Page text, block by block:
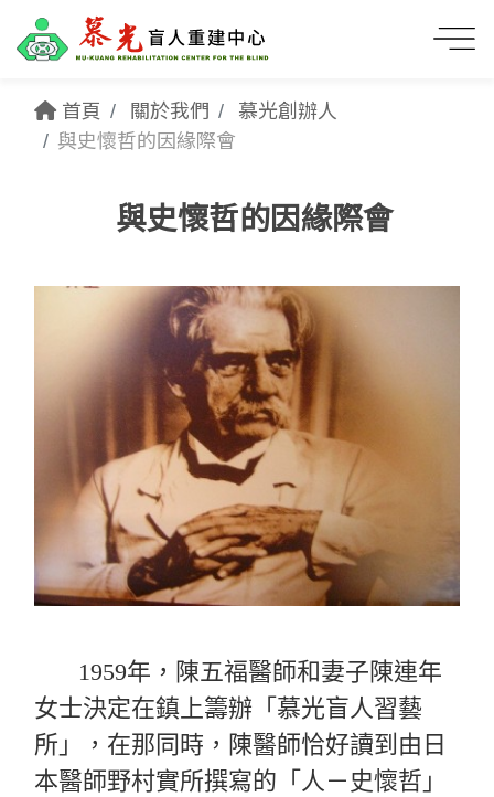
首頁 關於我們
慕光創辦人
與史懷哲的因緣際會
與史懷哲的因緣際會
1959年，陳五福醫師和妻子陳連年
女士決定在鎮上籌辦「慕光盲人習藝
所」，在那同時，陳醫師恰好讀到由日
本醫師野村實所撰寫的「人－史懷哲」